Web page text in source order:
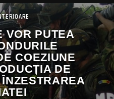
VOR PUTEA
COEZIUNE
DE